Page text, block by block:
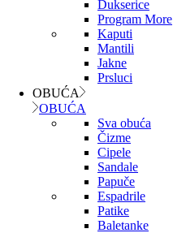
Dukserice
Program More
Kaputi
Mantili
Jakne
Prsluci
OBUĆA
OBUĆA
Sva obuća
Čizme
Cipele
Sandale
Papuče
Espadrile
Patike
Baletanke